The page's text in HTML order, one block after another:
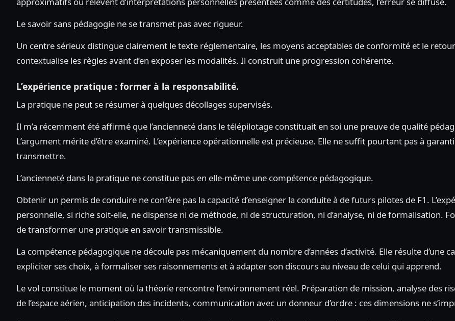
Le savoir sans pédagogie ne se transmet pas avec rigueur.
Un centre sérieux distingue clairement le texte réglementaire, les moyens acceptables de conformité et le retour
contextualise les règles avant d’en exposer les modalités. Il construit une progression cohérente.
L’expérience pratique : former à la responsabilité.
La pratique ne peut se résumer à quelques décollages supervisés.
Il m’a récemment été affirmé que l’ancienneté dans le télépilotage constituait en soi une preuve de qualité
L’argument mérite d’être examiné. L’expérience opérationnelle est précieuse. Elle ne suffit pourtant pas à
transmettre.
L’ancienneté dans la pratique ne constitue pas en elle-même une compétence pédagogique.
Obtenir un permis de conduire ne confère pas la capacité d’enseigner la conduite à de futurs pilotes de F1.
personnelle, si riche soit-elle, ne dispense ni de méthode, ni de structuration, ni d’analyse, ni de formalisation.
de transformer une pratique en savoir transmissible.
La compétence pédagogique ne découle pas mécaniquement du nombre d’années d’activité. Elle résulte d’une
expliciter ses choix, à formaliser ses raisonnements et à adapter son discours au niveau de celui qui apprend.
Le vol constitue le moment où la théorie rencontre l’environnement réel. Préparation de mission, analyse des
de l’espace aérien, anticipation des incidents, communication avec un donneur d’ordre : ces dimensions ne